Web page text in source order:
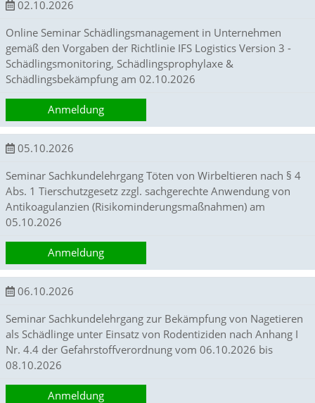
i
n
,
u
m
a
n
a
y
s
i
e
r
e
,
i
u
n
s
e
02.10.2026
Online Seminar Schädlingsmanagement in Unternehmen
gemäß den Vorgaben der Richtlinie IFS Logistics Version 3 -
Schädlingsmonitoring, Schädlingsprophylaxe &
Schädlingsbekämpfung am 02.10.2026
Anmeldung
05.10.2026
Seminar Sachkundelehrgang Töten von Wirbeltieren nach § 4
Abs. 1 Tierschutzgesetz zzgl. sachgerechte Anwendung von
Antikoagulanzien (Risikominderungsmaßnahmen) am
05.10.2026
Anmeldung
06.10.2026
Seminar Sachkundelehrgang zur Bekämpfung von Nagetieren
als Schädlinge unter Einsatz von Rodentiziden nach Anhang I
Nr. 4.4 der Gefahrstoffverordnung vom 06.10.2026 bis
08.10.2026
Anmeldung